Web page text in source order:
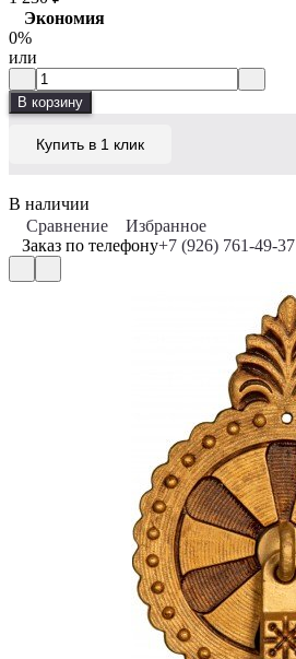
Экономия
0%
или
В корзину
Купить в 1 клик
В наличии
Сравнение
Избранное
Заказ по телефону+7 (926) 761-49-37